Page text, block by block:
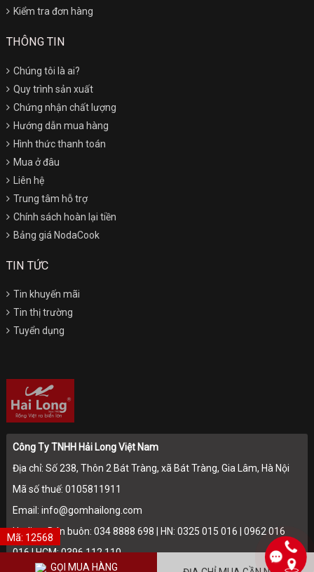
Kiểm tra đơn hàng
THÔNG TIN
Chúng tôi là ai?
Quy trình sản xuất
Chứng nhận chất lượng
Hướng dẫn mua hàng
Hình thức thanh toán
Mua ở đâu
Liên hệ
Trung tâm hỗ trợ
Chính sách hoàn lại tiền
Bảng giá NodaCook
TIN TỨC
Tin khuyến mãi
Tin thị trường
Tuyển dụng
Công Ty TNHH Hải Long Việt Nam
Địa chỉ: Số 238, Thôn 2 Bát Tràng, xã Bát Tràng, Gia Lâm, Hà Nội
Mã số thuế: 0105811911
Email: info@gomhailong.com
Hotline: Bán buôn: 034 8888 698 | HN: 0325 015 016 | 0962 016
016 | HCM: 0396 112 110
Mã: 12568
GỌI MUA HÀNG